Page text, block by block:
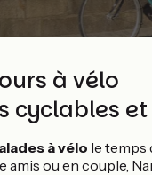
à vélo
cyclables
à vélo le temps
ou en couple,